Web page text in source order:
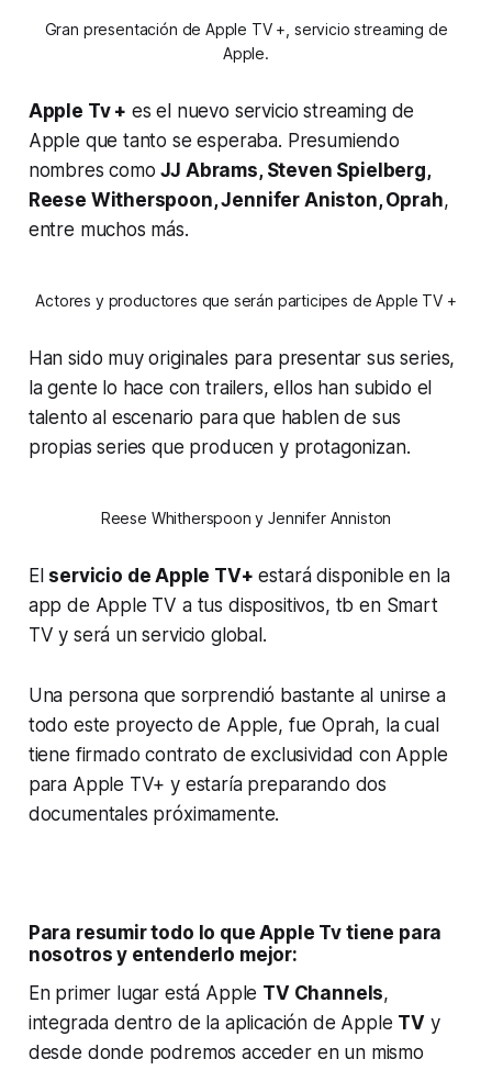
Gran presentación de Apple TV +, servicio streaming de
Apple.
Apple Tv + es el nuevo servicio streaming de
Apple que tanto se esperaba. Presumiendo
nombres como JJ Abrams, Steven Spielberg,
Reese Witherspoon, Jennifer Aniston, Oprah,
entre muchos más.
Actores y productores que serán participes de Apple TV +
Han sido muy originales para presentar sus series,
la gente lo hace con trailers, ellos han subido el
talento al escenario para que hablen de sus
propias series que producen y protagonizan.
Reese Whitherspoon y Jennifer Anniston
El servicio de Apple TV+ estará disponible en la
app de Apple TV a tus dispositivos, tb en Smart
TV y será un servicio global.
Una persona que sorprendió bastante al unirse a
todo este proyecto de Apple, fue Oprah, la cual
tiene firmado contrato de exclusividad con Apple
para Apple TV+ y estaría preparando dos
documentales próximamente.
Para resumir todo lo que Apple Tv tiene para
nosotros y entenderlo mejor:
En primer lugar está Apple TV Channels,
integrada dentro de la aplicación de Apple TV y
desde donde podremos acceder en un mismo